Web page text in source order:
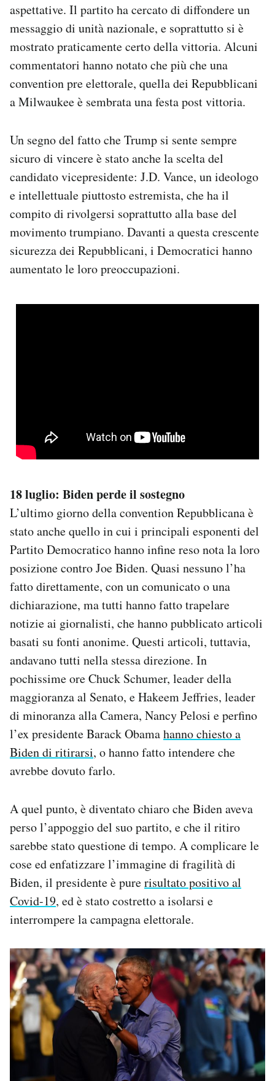
aspettative. Il partito ha cercato di diffondere un
messaggio di unità nazionale, e soprattutto si è
mostrato praticamente certo della vittoria. Alcuni
commentatori hanno notato che più che una
convention pre elettorale, quella dei Repubblicani
a Milwaukee è sembrata una festa post vittoria.
Un segno del fatto che Trump si sente sempre
sicuro di vincere è stato anche la scelta del
candidato vicepresidente: J.D. Vance, un ideologo
e intellettuale piuttosto estremista, che ha il
compito di rivolgersi soprattutto alla base del
movimento trumpiano. Davanti a questa crescente
sicurezza dei Repubblicani, i Democratici hanno
aumentato le loro preoccupazioni.
18 luglio: Biden perde il sostegno
L’ultimo giorno della convention Repubblicana è
stato anche quello in cui i principali esponenti del
Partito Democratico hanno infine reso nota la loro
posizione contro Joe Biden. Quasi nessuno l’ha
fatto direttamente, con un comunicato o una
dichiarazione, ma tutti hanno fatto trapelare
notizie ai giornalisti, che hanno pubblicato articoli
basati su fonti anonime. Questi articoli, tuttavia,
andavano tutti nella stessa direzione. In
pochissime ore Chuck Schumer, leader della
maggioranza al Senato, e Hakeem Jeffries, leader
di minoranza alla Camera, Nancy Pelosi e perfino
l’ex presidente Barack Obamahanno chiesto a
Biden di ritirarsi, o hanno fatto intendere che
avrebbe dovuto farlo.
A quel punto, è diventato chiaro che Biden aveva
perso l’appoggio del suo partito, e che il ritiro
sarebbe stato questione di tempo. A complicare le
cose ed enfatizzare l’immagine di fragilità di
Biden, il presidente è purerisultato positivo al
Covid-19, ed è stato costretto a isolarsi e
interrompere la campagna elettorale.